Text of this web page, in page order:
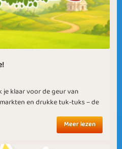
je klaar voor de geur van
en drukke tuk-tuks – de
Meer lezen